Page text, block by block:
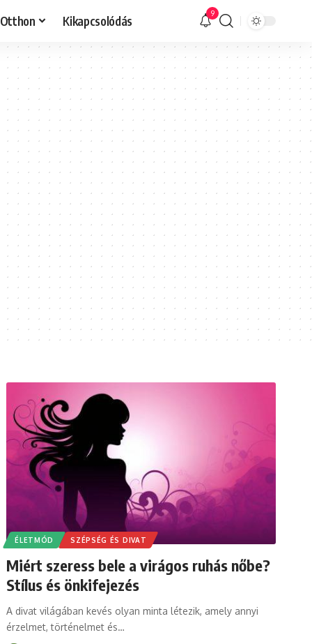
Otthon Kikapcsolódás 9
ÉLETMÓD SZÉPSÉG ÉS DIVAT
Miért szeress bele a virágos ruhás nőbe?
Stílus és önkifejezés
A divat világában kevés olyan minta létezik, amely annyi
érzelmet, történelmet és…